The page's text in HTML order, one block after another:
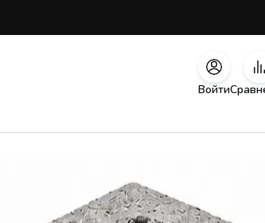
Войти